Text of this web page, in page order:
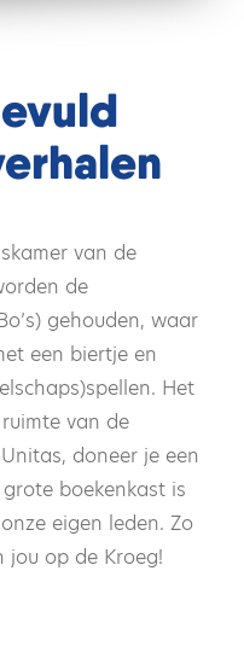
van de
de
gehouden, waar
een biertje en
Het
van de
doneer je een
boekenkast is
eigen leden. Zo
op de Kroeg!